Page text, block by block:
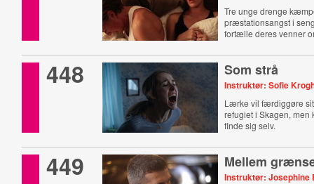
Tre unge drenge
præstationsangst i
fortælle deres venner
448 Som strå
Instruktør: Sofie
Lærke vil færdiggøre
refugiet i Skagen,
finde sig selv.
449 Mellem
Instruktør: Josephine